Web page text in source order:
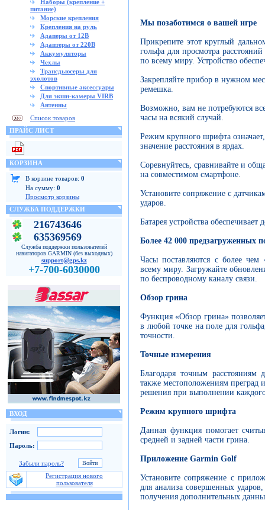
Наборы (крепление +
питание)
Морские крепления
Крепления на руль
Адаперы от 12В
Адаптеры от 220В
Аккумуляторы
Чехлы
Трансдьюсеры для
эхолотов
Спортивные аксессуары
Для экшн-камеры VIRB
Антенны
Список товаров
ПРАЙС ЛИСТ
КОРЗИНА
В корзине товаров: 0
На сумму: 0
Просмотр корзины
СЛУЖБА ПОДДЕРЖКИ
216743646
635369569
Служба поддержки пользователей
навигаторов GARMIN (без выходных)
support@gps.kz
+7-700-6030000
ВХОД
Логин:
Пароль:
Забыли пароль?
Регистрация нового
пользователя
Мы позаботимся о вашей игре
Прикрепите этот круглый
гольфа для просмотра
по всему миру. Устройство
Закрепляйте прибор в нужном
ремешка.
Возможно, вам не потребуются
часы на всякий случай.
Режим крупного шрифта означает,
значение расстояния в ярдах.
Соревнуйтесь, сравнивайте и
на совместимом смартфоне.
Установите сопряжение с
ударов.
Батарея устройства обеспечивает
Более 42 000 предзагруженных
Часы поставляются с более
всему миру. Загружайте
по беспроводному каналу связи.
Обзор грина
Функция «Обзор грина»
в любой точке на поле для
точности.
Точные измерения
Благодаря точным
также местоположениям преград
решения при выполнении
Режим крупного шрифта
Данная функция помогает
средней и задней части грина.
Приложение Garmin Golf
Установите сопряжение с
для анализа совершенных
получения дополнительных